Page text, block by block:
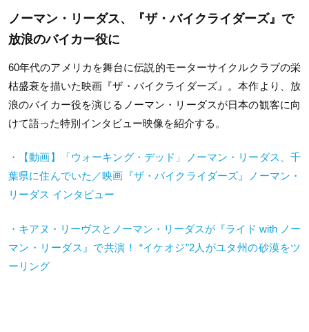
ノーマン・リーダス、『ザ・バイクライダーズ』で
放浪のバイカー役に
60年代のアメリカを舞台に伝説的モーターサイクルクラブの栄
枯盛衰を描いた映画『ザ・バイクライダーズ』。本作より、放
浪のバイカー役を演じるノーマン・リーダスが日本の観客に向
けて語った特別インタビュー映像を紹介する。
・【動画】「ウォーキング・デッド」ノーマン・リーダス、千
葉県に住んでいた／映画『ザ・バイクライダーズ』ノーマン・
リーダス インタビュー
・キアヌ・リーヴスとノーマン・リーダスが『ライド with ノー
マン・リーダス』で共演！ “イケオジ”2人がユタ州の砂漠をツ
ーリング